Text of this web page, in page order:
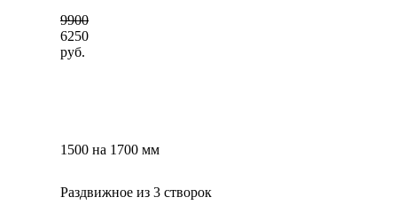
9900
6250
руб.
1500 на 1700 мм
Раздвижное из 3 створок